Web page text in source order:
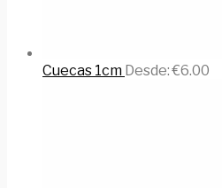
Cuecas 1cm Desde:€6.00